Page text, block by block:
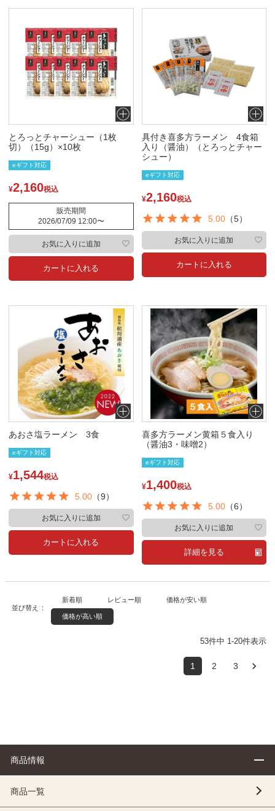
とろっとチャーシュー（1枚
切）（15g）×10枚
eギフト対応
¥2,160税込
販売期間
2026/07/09 12:00〜
カートに入れる
お気に入りに追加
具付き喜多方ラーメン 4食箱
入り（醤油）（とろっとチャー
シュー）
eギフト対応
¥2,160税込
5.00（5）
カートに入れる
お気に入りに追加
あおさ塩ラーメン 3食
eギフト対応
¥1,544税込
5.00 （9）
カートに入れる
お気に入りに追加
喜多方ラーメン黄箱５食入り
（醤油3・味噌2）
eギフト対応
¥1,400税込
5.00（6）
詳細を見る
お気に入りに追加
並び替え
新着順 レビュー順 価格が安い順
価格が高い順
53件中 1-20件表示
1 2 3
商品情報
商品一覧